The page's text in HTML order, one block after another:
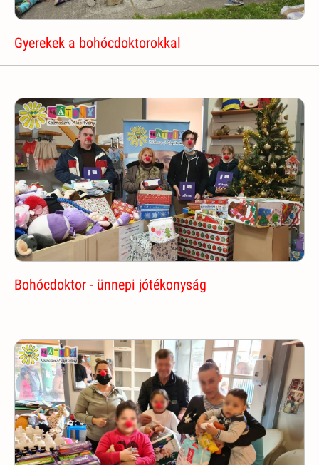
Gyerekek a bohócdoktorokkal
Bohócdoktor - ünnepi jótékonyság